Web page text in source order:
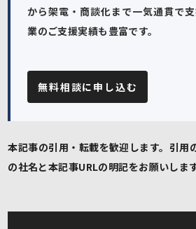
から架電・商談化まで一気通貫で
業のご支援実績も豊富です。
無料相談に申し込む
本記事の引用・転載を歓迎します。引用
の社名と本記事URLの明記をお願いします